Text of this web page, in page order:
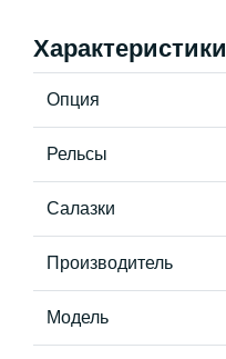
Характеристики
Опция
Рельсы
Салазки
Производитель
Модель